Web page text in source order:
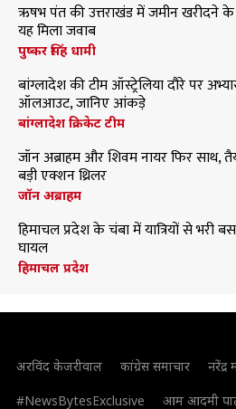
ऋषभ पंत की उत्तराखंड में जमीन खरीदने के
यह मिला जवाब
पुष्कर सिंह धामी
बांग्लादेश की टीम ऑस्ट्रेलिया दौरे पर
ऑलआउट, जानिए आंकड़े
बांग्लादेश क्रिकेट टीम
जॉन अब्राहम और शिवम नायर फिर साथ,
बड़ी एक्शन थ्रिलर
जॉन अब्राहम
हिमाचल प्रदेश के चंबा में यात्रियों से भरी
घायल
हिमाचल प्रदेश
अरविंद केजरीवाल कांग्रेस समाचार नरेंद्र
#NewsBytesExclusive
आम आदमी